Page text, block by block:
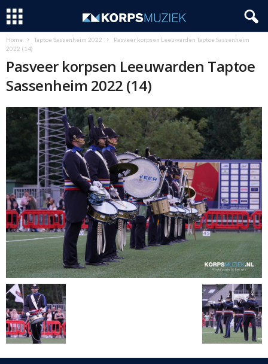
Home Taptoe Sassenheim 2022
Pasveer korpsen Leeuwarden Taptoe Sassenheim
2022 (14)
Pasveer korpsen Leeuwarden Taptoe
Sassenheim 2022 (14)